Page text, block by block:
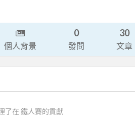
個人背景
0
發問
30
文章
了在 鐵人賽的貢獻